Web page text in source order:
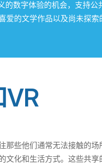
的数字体验的机会，支持
爱的文学作品以及尚未探
那些他们通常无法接触的场
文化和生活方式。这些共享